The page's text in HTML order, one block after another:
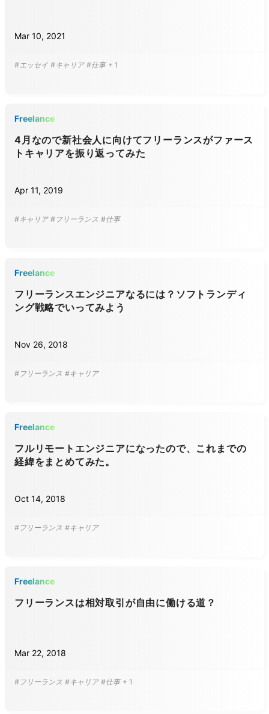
Mar 10, 2021
#エッセイ #キャリア #仕事 + 1
Freelance
4月なので新社会人に向けてフリーランスがファース
トキャリアを振り返ってみた
Apr 11, 2019
#キャリア #フリーランス #仕事
Freelance
フリーランスエンジニアなるには？ソフトランディ
ング戦略でいってみよう
Nov 26, 2018
#フリーランス #キャリア
Freelance
フルリモートエンジニアになったので、これまでの
経緯をまとめてみた。
Oct 14, 2018
#フリーランス #キャリア
Freelance
フリーランスは相対取引が自由に働ける道？
Mar 22, 2018
#フリーランス #キャリア #仕事 + 1